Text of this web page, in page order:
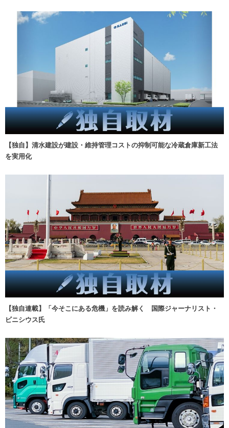
【独自】清水建設が建設・維持管理コストの抑制可能な冷蔵倉庫新工法
を実用化
【独自連載】「今そこにある危機」を読み解く 国際ジャーナリスト・
ビニシウス氏